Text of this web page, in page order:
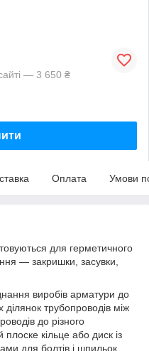
— 3 650 ₴
Оплата Умови
для герметичного
— закришки, засувки,
виробів арматури до
трубопроводів між
до різного
кільце або диск із
для болтів і шпильок,